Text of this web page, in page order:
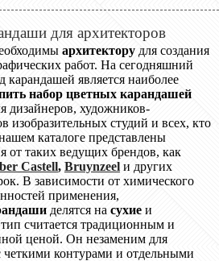
для архитекторов
архитектору для создания
работ. На сегодняшний
является наиболее
набор цветных карандашей
дизайнеров, художников-
изобразительных студий и всех, кто
каталоге представлены
от таких ведущих брендов, как
Castell, Bruynzeel и других
В зависимости от химического
применения,
делятся на сухие и
считается традиционным и
ценой. Он незаменим для
четкими контурами и отдельными